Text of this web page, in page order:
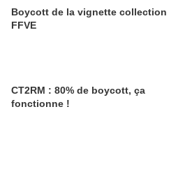
Boycott de la vignette collection
FFVE
CT2RM : 80% de boycott, ça
fonctionne !